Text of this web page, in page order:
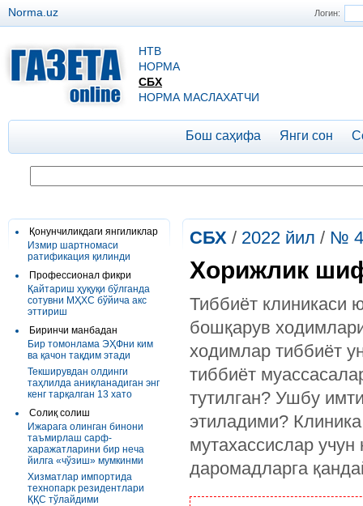
Логин:
Norma.uz
НТВ
НОРМА
СБХ
НОРМА МАСЛАХАТЧИ
Бош саҳифа Янги сон
Қонунчиликдаги янгиликлар
Измир шартномаси
ратификация қилинди
Профессионал фикри
Қайтариш ҳуқуқи бўлганда
сотувни МҲХС бўйича акс
эттириш
Биринчи манбадан
Бир томонлама ЭҲФни ким
ва қачон тақдим этади
Текширувдан олдинги
таҳлилда аниқланадиган энг
кенг тарқалган 13 хато
Солиқ солиш
Ижарага олинган бинони
таъмирлаш сарф-
харажатларини бир неча
йилга «чўзиш» мумкинми
Хизматлар импортида
технопарк резидентлари
ҚҚС тўлайдими
СБХ / 2022 йил / №
Хорижлик
Тиббиёт клиникаси
бошқарув
ходимлар тиббиёт
тиббиёт
тутилган? Ушбу
этиладими?
мутахассислар
даромадларга